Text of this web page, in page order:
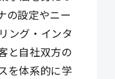
の設定やニー
ング・インタ
と自社双方の
を体系的に学